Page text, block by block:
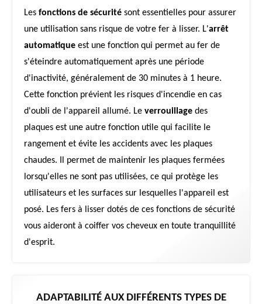
Les fonctions de sécurité sont essentielles pour assurer
une utilisation sans risque de votre fer à lisser. L'arrêt
automatique est une fonction qui permet au fer de
s'éteindre automatiquement après une période
d'inactivité, généralement de 30 minutes à 1 heure.
Cette fonction prévient les risques d'incendie en cas
d'oubli de l'appareil allumé. Le verrouillage des
plaques est une autre fonction utile qui facilite le
rangement et évite les accidents avec les plaques
chaudes. Il permet de maintenir les plaques fermées
lorsqu'elles ne sont pas utilisées, ce qui protège les
utilisateurs et les surfaces sur lesquelles l'appareil est
posé. Les fers à lisser dotés de ces fonctions de sécurité
vous aideront à coiffer vos cheveux en toute tranquillité
d'esprit.
ADAPTABILITÉ AUX DIFFÉRENTS TYPES DE